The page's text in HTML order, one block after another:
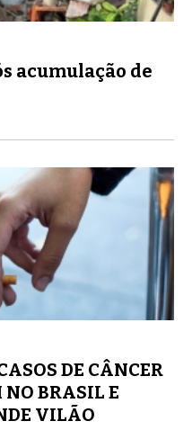
acumulação de
DE CÂNCER
NO BRASIL E
VILÃO